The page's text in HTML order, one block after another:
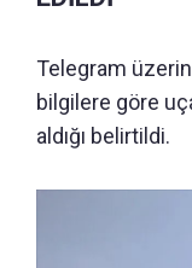
Telegram
bilgilere göre
aldığı belirtildi.